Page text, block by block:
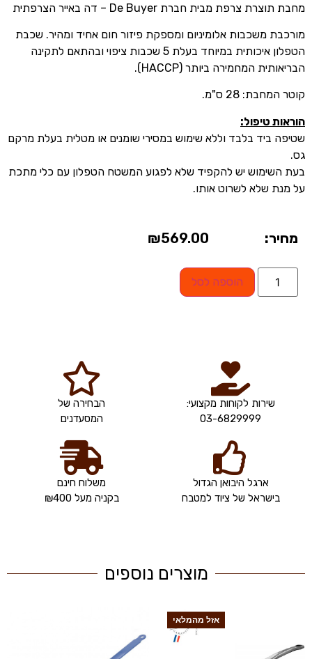
מחבת תוצרת צרפת מבית חברת De Buyer – דה באייר הצרפתית
מורכבת משכבות אלומיניום ומספקת פיזור חום אחיד ומהיר. שכבת
הטפלון איכותית במיוחד בעלת 5 שכבות ציפוי ובהתאם לתקינה
הבריאותית המחמירה ביותר (HACCP).
קוטר המחבת: 28 ס"מ.
הוראות טיפול:
שטיפה ביד בלבד וללא שימוש במסירי שומנים או מטלית בעלת מרקם
גס.
בעת השימוש יש להקפיד שלא לפגוע המשטח הטפלון עם כלי מתכת
על מנת שלא לשרוט אותו.
מחיר: ₪569.00
הוספה לסל
שירות לקוחות מקצועי:
03-6829999
הבחירה של
המסעדנים
ארגל היבואן הגדול
בישראל של ציוד למטבח
משלוח חינם
בקניה מעל ₪400
מוצרים נוספים
אזל מהמלאי